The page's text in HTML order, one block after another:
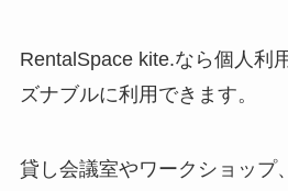
RentalSpace kite.なら個人利
ズナブルに利用できます。
貸し会議室やワークショップ